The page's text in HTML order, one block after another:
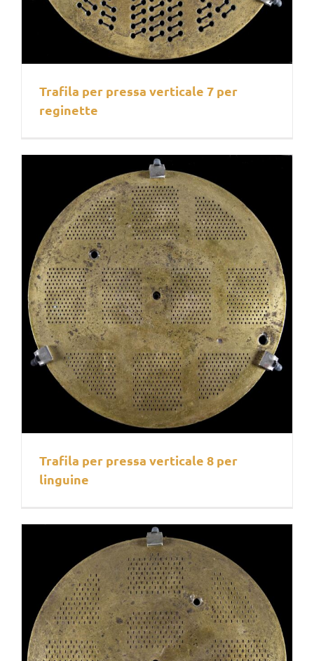
Trafila per pressa verticale 7 per
reginette
Trafila per pressa verticale 8 per
linguine